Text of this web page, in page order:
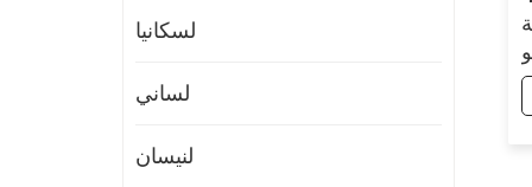
لسكانيا
لساني
لنيسان